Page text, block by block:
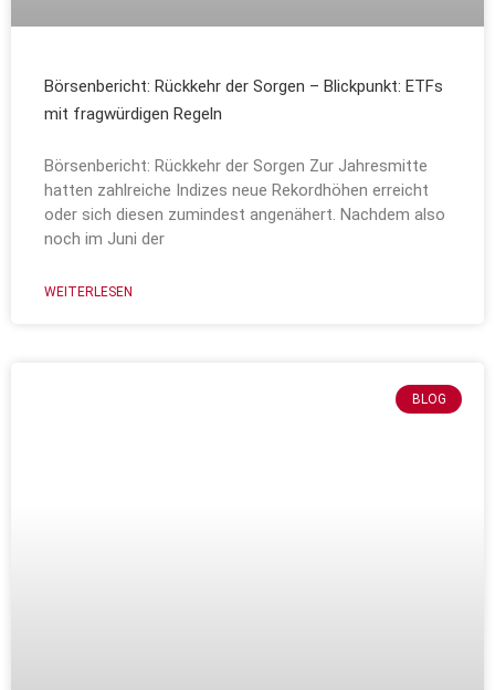
Börsenbericht: Rückkehr der Sorgen – Blickpunkt: ETFs
mit fragwürdigen Regeln
Börsenbericht: Rückkehr der Sorgen Zur Jahresmitte
hatten zahlreiche Indizes neue Rekordhöhen erreicht
oder sich diesen zumindest angenähert. Nachdem also
noch im Juni der
WEITERLESEN
BLOG